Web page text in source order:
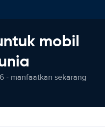
mobil
- manfaatkan sekarang